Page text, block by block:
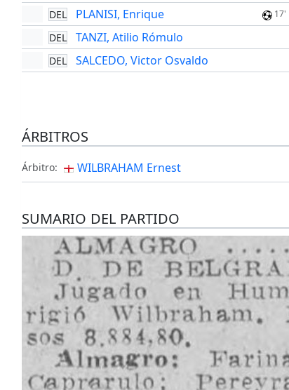
DEL PLANISI, Enrique 17'
DEL TANZI, Atilio Rómulo
DEL SALCEDO, Victor Osvaldo
ÁRBITROS
Árbitro: WILBRAHAM Ernest
SUMARIO DEL PARTIDO